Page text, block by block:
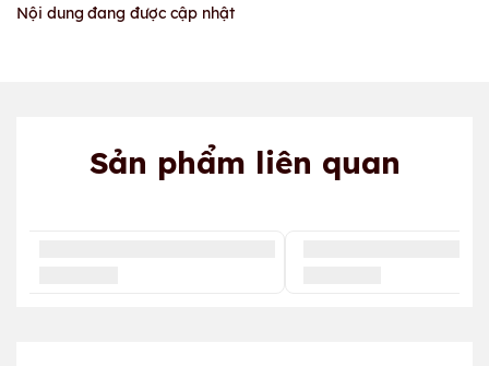
Nội dung đang được cập nhật
Sản phẩm liên quan